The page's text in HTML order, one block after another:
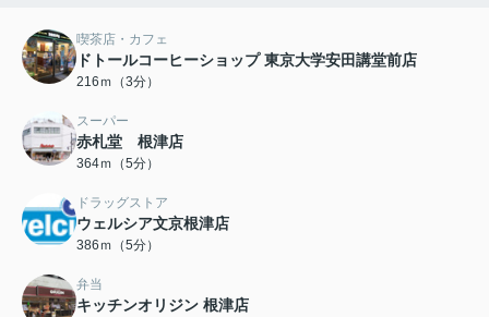
喫茶店・カフェ
ドトールコーヒーショップ 東京大学安田講堂前店
216ｍ（3分）
スーパー
赤札堂 根津店
364ｍ（5分）
ドラッグストア
ウェルシア文京根津店
386ｍ（5分）
弁当
キッチンオリジン 根津店